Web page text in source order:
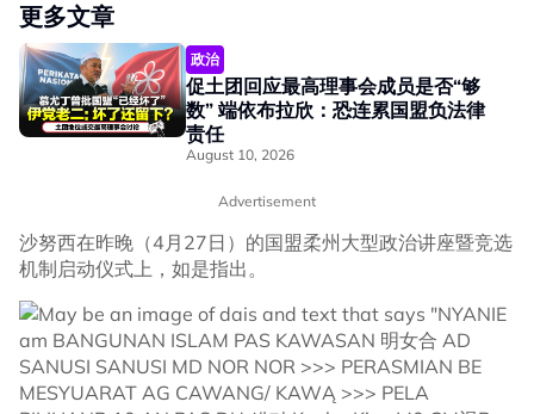
更多文章
政治
促土团回应最高理事会成员是否“够
数” 端依布拉欣：恐连累国盟负法律
责任
August 10, 2026
Advertisement
沙努西在昨晚（4月27日）的国盟柔州大型政治讲座暨竞选
机制启动仪式上，如是指出。